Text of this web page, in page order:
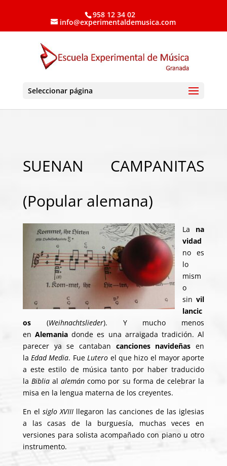
958 12 34 02
info@experimentaldemusica.com
Seleccionar página
SUENAN CAMPANITAS
(Popular alemana)
La na
vidad
no es
lo
mism
o
sinvil
lancic
os(Weihnachtslieder). Y mucho menos
en Alemania donde es una arraigada tradición. Al
parecer ya se cantaban canciones navideñas en
laEdad Media. FueLutero el que hizo el mayor aporte
a este estilo de música tanto por haber traducido
la Bibliaalalemán como por su forma de celebrar la
misa en la lengua materna de los creyentes.
En elsiglo XVIII llegaron las canciones de las iglesias
a las casas de la burguesía, muchas veces en
versiones para solista acompañado con piano u otro
instrumento.